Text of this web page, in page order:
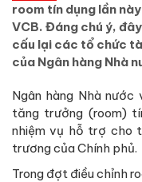
room tín dụng lần
VCB. Đáng chú ý,
cấu lại các tổ chức
của Ngân hàng Nhà
Ngân hàng Nhà
tăng trưởng (room)
nhiệm vụ hỗ trợ cho
trương của Chính phủ.
Trong đợt điều chỉnh